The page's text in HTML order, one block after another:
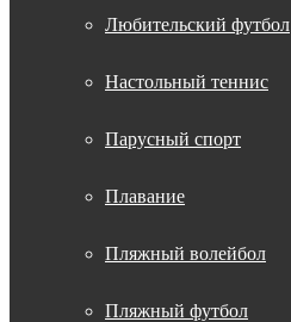
Любительский футбол
Настольный теннис
Парусный спорт
Плавание
Пляжный волейбол
Пляжный футбол